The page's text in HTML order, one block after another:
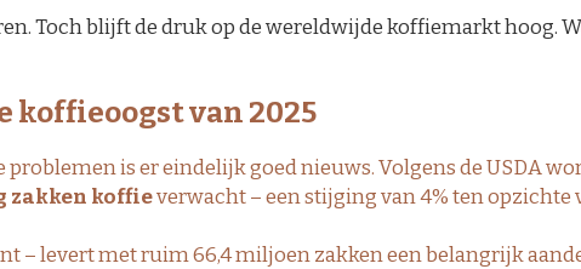
Toch blijft de druk op de wereldwijde koffiemarkt hoog.
van 2025
is er eindelijk goed nieuws. Volgens deUSDA
zakken koffieverwacht – een stijging van 4% ten opzichte
– levert met ruim 66,4 miljoen zakken een belangrijk